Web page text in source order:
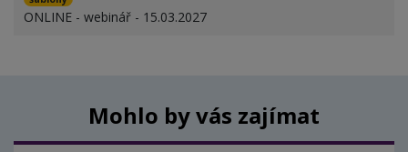
ONLINE - webinář - 15.03.2027
Mohlo by vás zajímat